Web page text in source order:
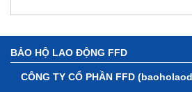
BẢO HỘ LAO ĐỘNG FFD
CÔNG TY CỔ PHẦN FFD